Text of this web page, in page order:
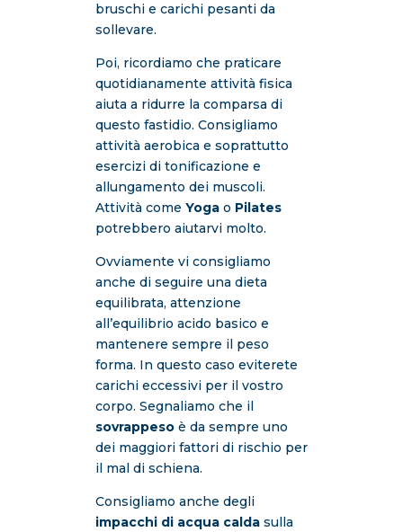
bruschi e carichi pesanti da
sollevare.
Poi, ricordiamo che praticare
quotidianamente attività fisica
aiuta a ridurre la comparsa di
questo fastidio. Consigliamo
attività aerobica e soprattutto
esercizi di tonificazione e
allungamento dei muscoli.
Attività come Yogao Pilates
potrebbero aiutarvi molto.
Ovviamente vi consigliamo
anche di seguire una dieta
equilibrata, attenzione
all’equilibrio acido basico e
mantenere sempre il peso
forma. In questo caso eviterete
carichi eccessivi per il vostro
corpo. Segnaliamo che il
sovrappesoè da sempre uno
dei maggiori fattori di rischio per
il mal di schiena.
Consigliamo anche degli
impacchi di acqua caldasulla